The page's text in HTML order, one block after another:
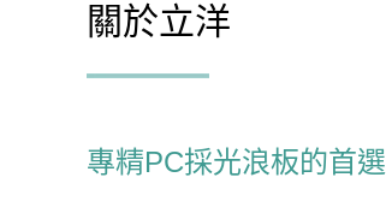
關於立洋
專精PC採光浪板的首選